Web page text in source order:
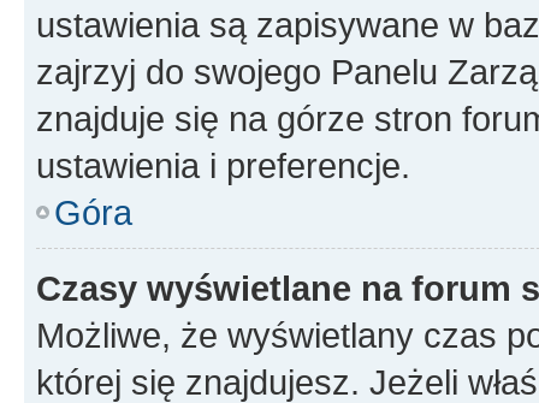
ustawienia są zapisywane w
zajrzyj do swojego Panelu
znajduje się na górze stron
ustawienia i preferencje.
Góra
Czasy wyświetlane na forum
Możliwe, że wyświetlany czas
której się znajdujesz. Jeżeli